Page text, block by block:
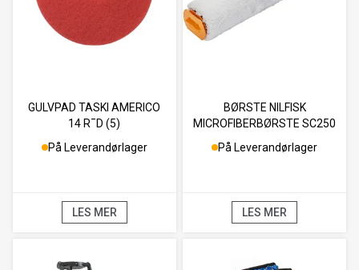
GULVPAD TASKI AMERICO
14 R¯D (5)
På Leverandørlager
LES MER
BØRSTE NILFISK
MICROFIBERBØRSTE SC250
På Leverandørlager
LES MER